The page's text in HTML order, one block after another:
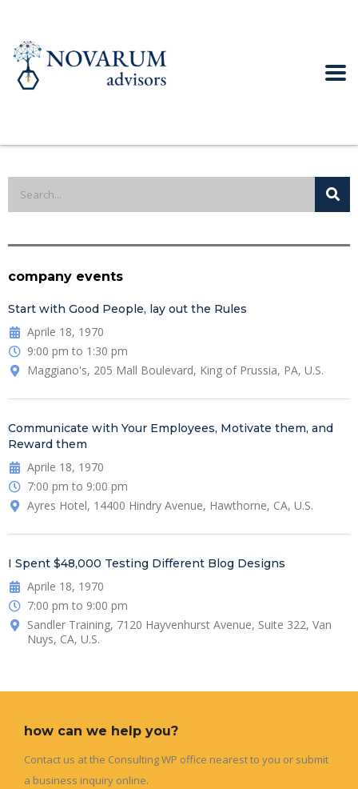
company events
Start with Good People, lay out the Rules
Aprile 18, 1970
9:00 pm to 1:30 pm
Maggiano's, 205 Mall Boulevard, King of Prussia, PA, U.S.
Communicate with Your Employees, Motivate them, and
Reward them
Aprile 18, 1970
7:00 pm to 9:00 pm
Ayres Hotel, 14400 Hindry Avenue, Hawthorne, CA, U.S.
I Spent $48,000 Testing Different Blog Designs
Aprile 18, 1970
7:00 pm to 9:00 pm
Sandler Training, 7120 Hayvenhurst Avenue, Suite 322, Van
Nuys, CA, U.S.
how can we help you?
Contact us at the Consulting WP office nearest to you or submit
a business inquiry online.